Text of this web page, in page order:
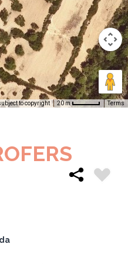
to copyright 20 m Terms